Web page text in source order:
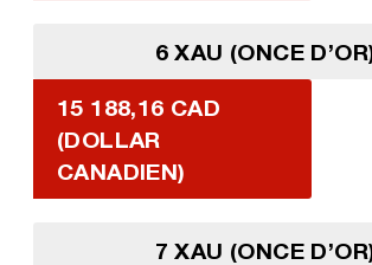
6 XAU (ONCE
15 188,16 CAD
(DOLLAR
CANADIEN)
7 XAU (ONCE